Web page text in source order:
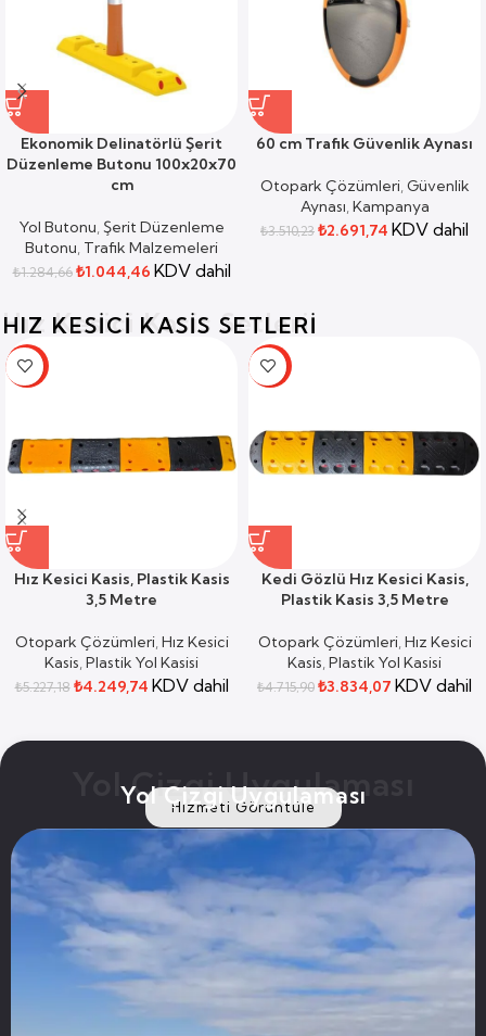
Ekonomik Delinatörlü Şerit
Düzenleme Butonu 100x20x70
cm
Yol Butonu,Şerit Düzenleme
Butonu, Trafik Malzemeleri
₺1.284,66 ₺1.044,46 KDV dahil
60 cm Trafik Güvenlik Aynası
Otopark Çözümleri,Güvenlik
Aynası,Kampanya
₺3.510,23 ₺2.691,74 KDV dahil
Hız Kesici Kasis Setleri
HIZ KESICI KASIS SETLERI
-19%
Hız Kesici Kasis, Plastik Kasis
3,5 Metre
Otopark Çözümleri,Hız Kesici
Kasis,Plastik Yol Kasisi
₺5.227,18 ₺4.249,74 KDV dahil
-19%
Kedi Gözlü Hız Kesici Kasis,
Plastik Kasis 3,5 Metre
Otopark Çözümleri,Hız Kesici
Kasis,Plastik Yol Kasisi
₺4.715,90 ₺3.834,07 KDV dahil
Yol Çizgi Uygulaması
Hizmeti Görüntüle
Yol Çizgi Uygulaması